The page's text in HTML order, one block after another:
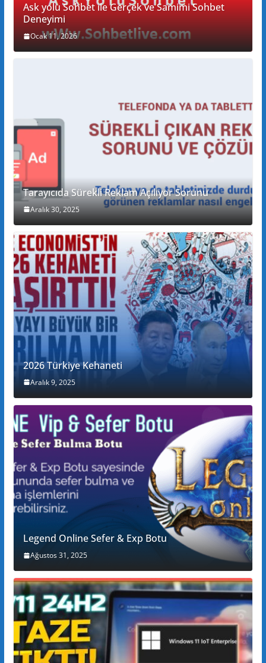
Ask yolu Sohbet ile Gerçek ve Samimi Sohbet
Deneyimi
Ocak 11, 2026
Tarayıcıda Sürekli Reklam Açılıyor Sorunu
Aralık 30, 2025
2026 Türkiye Kehaneti
Aralık 9, 2025
Legend Online Sefer & Exp Botu
Ağustos 31, 2025